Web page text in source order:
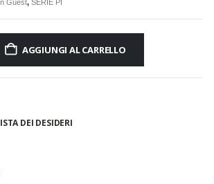
Guest, SERIE PI
AGGIUNGI AL CARRELLO
DEI DESIDERI